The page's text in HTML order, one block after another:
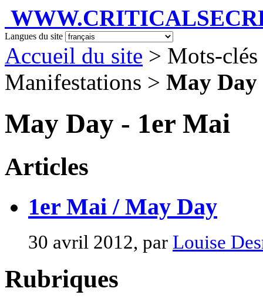
Langues du site
Accueil du site > Mots-
Manifestations > May
May Day - 1er Mai
Articles
1er Mai / May Day
30 avril 2012, par Louise
Rubriques